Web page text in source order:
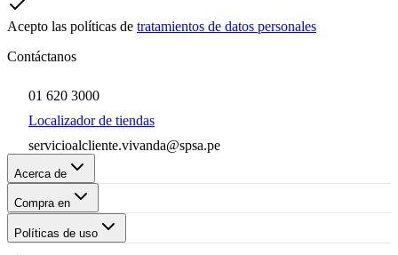
Acepto las políticas de tratamientos de datos personales
Contáctanos
01 620 3000
Localizador de tiendas
servicioalcliente.vivanda@spsa.pe
Acerca de
Compra en
Políticas de uso